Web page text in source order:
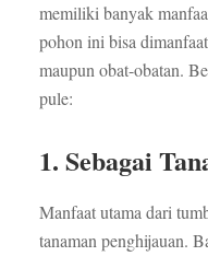
memiliki banyak
pohon ini bisa
maupun obat-obatan.
pule:
1. Sebagai
Manfaat utama dari
tanaman penghijauan.